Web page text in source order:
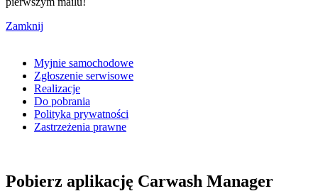
Zamknij
Myjnie samochodowe
Zgłoszenie serwisowe
Realizacje
Do pobrania
Polityka prywatności
Zastrzeżenia prawne
Pobierz aplikację Carwash Manager